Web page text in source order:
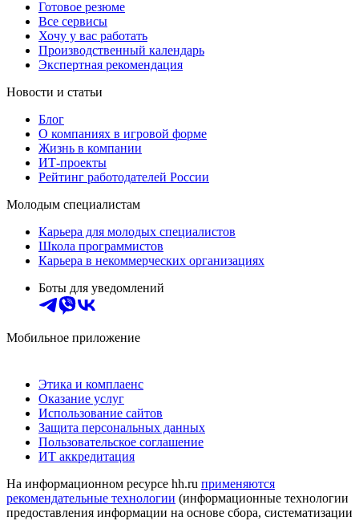
Готовое резюме
Все сервисы
Хочу у вас работать
Производственный календарь
Экспертная рекомендация
Новости и статьи
Блог
О компаниях в игровой форме
Жизнь в компании
ИТ-проекты
Рейтинг работодателей России
Молодым специалистам
Карьера для молодых специалистов
Школа программистов
Карьера в некоммерческих организациях
Боты для уведомлений
Мобильное приложение
Этика и комплаенс
Оказание услуг
Использование сайтов
Защита персональных данных
Пользовательское соглашение
ИТ аккредитация
На информационном ресурсе hh.ru применяются
рекомендательные технологии (информационные технологии
предоставления информации на основе сбора, систематизации